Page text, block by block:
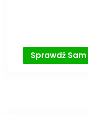
Sprawdź Sam